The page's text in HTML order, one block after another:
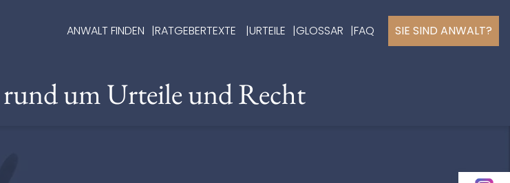
ANWALT FINDEN RATGEBERTEXTE URTEILE GLOSSAR FAQ SIE SIND ANWALT?
rund um Urteile und Recht